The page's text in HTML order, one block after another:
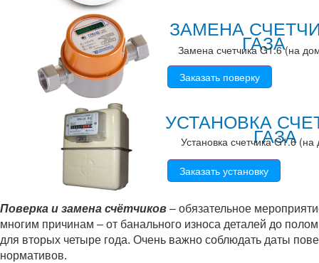
ЗАМЕНА
ГАЗА
УСТАНОВКА
ГАЗА
Замена счетчика G1.6 (на
Установка счетчика G1.6
Заказать поверку
Заказать установку
Поверка и замена счётчиков – обязательное
многим причинам – от банального износа деталей до
для вторых четыре года. Очень важно соблюдать даты
нормативов.